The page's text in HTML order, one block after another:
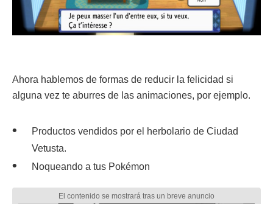
Ahora hablemos de formas de reducir la felicidad si
alguna vez te aburres de las animaciones, por ejemplo.
Productos vendidos por el herbolario de Ciudad
Vetusta.
Noqueando a tus Pokémon